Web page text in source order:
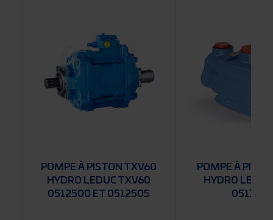
POMPE À PISTON TXV60
HYDRO LEDUC TXV60
0512500 ET 0512505
POMPE À
HYDRO
0511520